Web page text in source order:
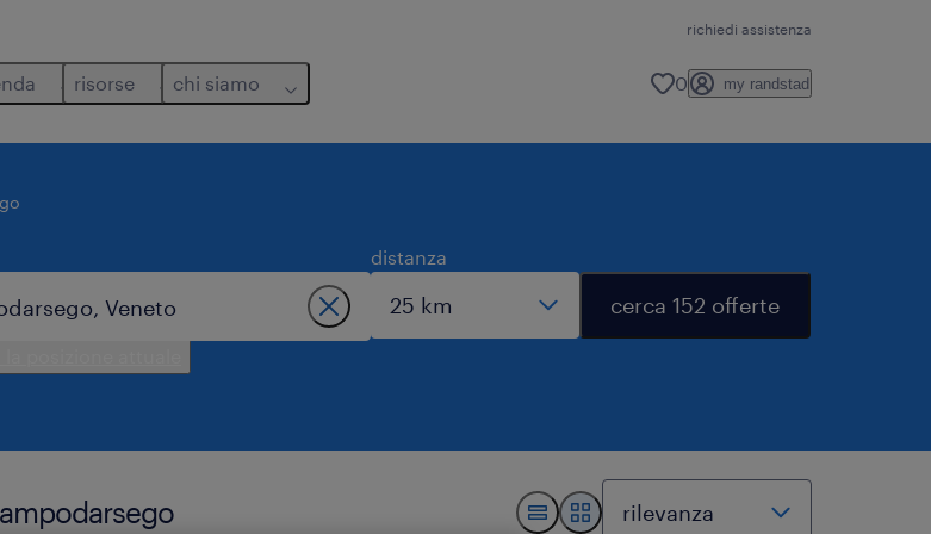
richiedi assistenza
risorse chi siamo 0 my randstad
distanza
cerca 152 offerte